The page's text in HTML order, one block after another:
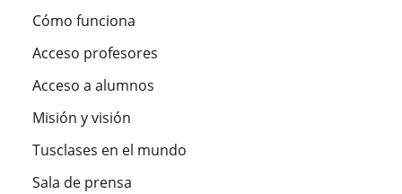
Cómo funciona
Acceso profesores
Acceso a alumnos
Misión y visión
Tusclases en el mundo
Sala de prensa